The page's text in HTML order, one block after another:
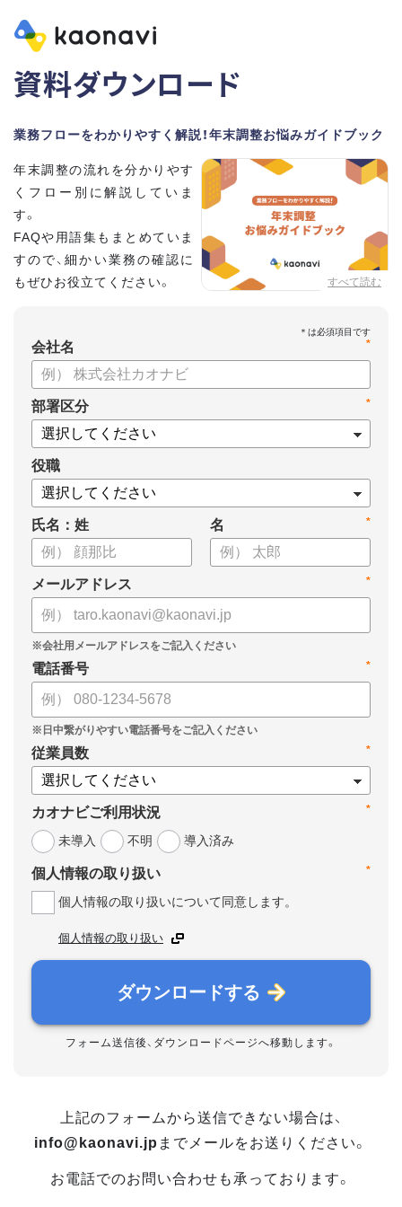
資料ダウンロード
業務フローをわかりやすく解説！年末調整お悩みガイドブック
すべて読む
年末調整の流れを分かりやす
くフロー別に解説していま
す。
FAQや用語集もまとめていま
すので、細かい業務の確認に
もぜひお役立てください。
*
会社名
*
部署区分
役職
氏名：姓 *
名
*
メールアドレス
*
電話番号
*
従業員数
*
カオナビご利用状況
未導入
不明 導入済み
*
個人情報の取り扱い
個人情報の取り扱いについて同意します。
個人情報の取り扱い
ダウンロードする
フォーム送信後、ダウンロードページへ移動します。
上記のフォームから送信できない場合は、
info@kaonavi.jp までメールをお送りください。
お電話でのお問い合わせも承っております。